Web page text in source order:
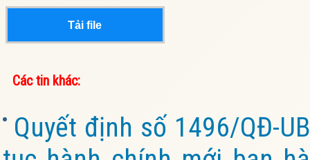
Tải file
Các tin khác:
Quyết định số 1496/QĐ-